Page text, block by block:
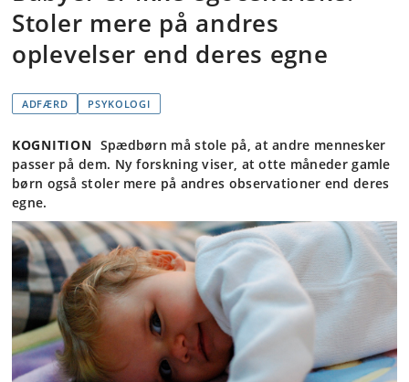
Stoler mere på andres
oplevelser end deres egne
ADFÆRD PSYKOLOGI
KOGNITION Spædbørn må stole på, at andre mennesker
passer på dem. Ny forskning viser, at otte måneder gamle
børn også stoler mere på andres observationer end deres
egne.